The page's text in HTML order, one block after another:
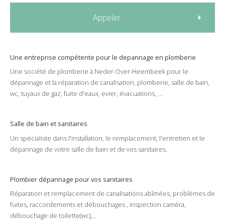
Appeler
Une entreprise compétente pour le depannage en plomberie
Une société de plomberie à Neder-Over-Heembeek pour le
dépannage et la réparation de canalisation, plomberie, salle de bain,
wc, tuyaux de gaz, fuite d'eaux, evier, évacuations, ...
Salle de bain et sanitaires
Un spécialiste dans l'installation, le remplacement, l'entretien et le
dépannage de votre salle de bain et de vos sanitaires.
Plombier dépannage pour vos sanitaires
Réparation et remplacement de canalisationsabîmées, problèmes de
fuites, raccordements et débouchages , inspection caméra,
débouchage de toilette(wc),...